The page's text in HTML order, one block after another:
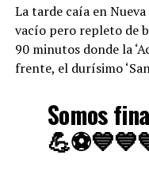
La tarde caía en
vacío pero repleto de
90 minutos donde la
frente, el durísimo
Somos